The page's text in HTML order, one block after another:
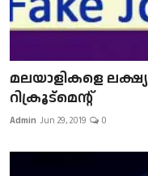
മലയാളികളെ
റിക്രൂട്മെന്റ്
Admin Jun 29, 2019 0